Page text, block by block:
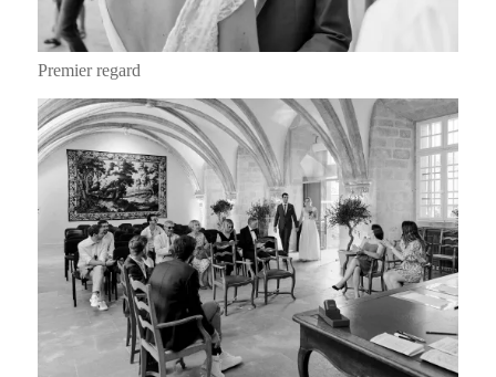
Premier regard